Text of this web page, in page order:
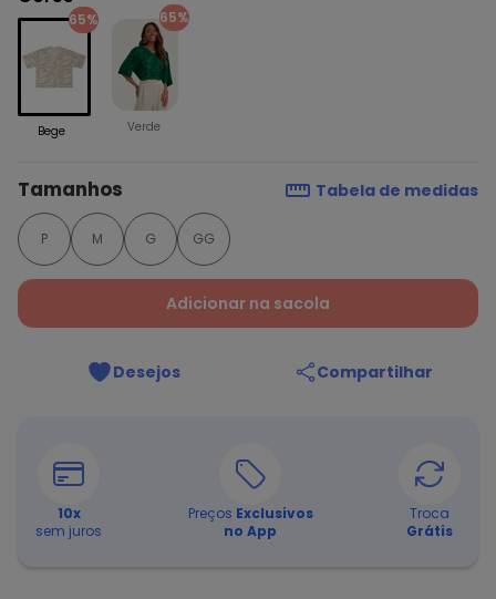
65%
Bege
65%
Verde
Tamanhos Tabela de medidas
P M G GG
Adicionar na sacola
Desejos Compartilhar
10x
sem juros
Preços Exclusivos
no App
Troca
Grátis